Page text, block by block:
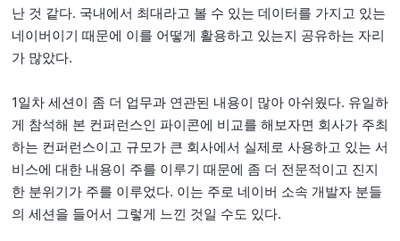
난 것 같다. 국내에서 최대라고 볼 수 있는 데이터를 가지고 있는
네이버이기 때문에 이를 어떻게 활용하고 있는지 공유하는 자리
가 많았다.
1일차 세션이 좀 더 업무과 연관된 내용이 많아 아쉬웠다. 유일하
게 참석해 본 컨퍼런스인 파이콘에 비교를 해보자면 회사가 주최
하는 컨퍼런스이고 규모가 큰 회사에서 실제로 사용하고 있는 서
비스에 대한 내용이 주를 이루기 때문에 좀 더 전문적이고 진지
한 분위기가 주를 이루었다. 이는 주로 네이버 소속 개발자 분들
의 세션을 들어서 그렇게 느낀 것일 수도 있다.